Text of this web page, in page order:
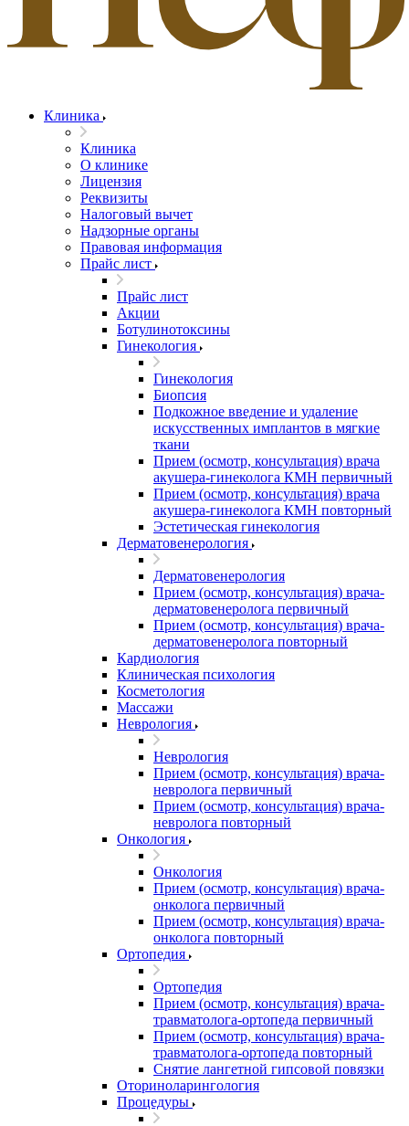
Клиника
Клиника
О клинике
Лицензия
Реквизиты
Налоговый вычет
Надзорные органы
Правовая информация
Прайс лист
Прайс лист
Акции
Ботулинотоксины
Гинекология
Гинекология
Биопсия
Подкожное введение и удаление
искусственных имплантов в мягкие
ткани
Прием (осмотр, консультация) врача
акушера-гинеколога КМН первичный
Прием (осмотр, консультация) врача
акушера-гинеколога КМН повторный
Эстетическая гинекология
Дерматовенерология
Дерматовенерология
Прием (осмотр, консультация) врача-
дерматовенеролога первичный
Прием (осмотр, консультация) врача-
дерматовенеролога повторный
Кардиология
Клиническая психология
Косметология
Массажи
Неврология
Неврология
Прием (осмотр, консультация) врача-
невролога первичный
Прием (осмотр, консультация) врача-
невролога повторный
Онкология
Онкология
Прием (осмотр, консультация) врача-
онколога первичный
Прием (осмотр, консультация) врача-
онколога повторный
Ортопедия
Ортопедия
Прием (осмотр, консультация) врача-
травматолога-ортопеда первичный
Прием (осмотр, консультация) врача-
травматолога-ортопеда повторный
Снятие лангетной гипсовой повязки
Оториноларингология
Процедуры